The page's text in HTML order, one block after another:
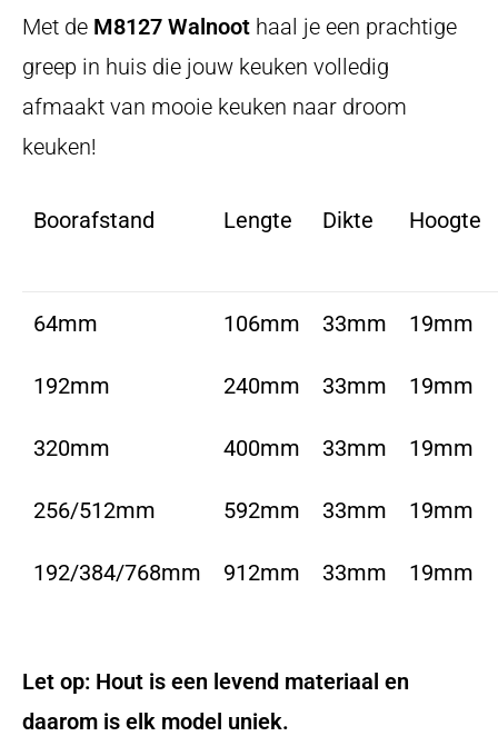
Met de M8127 Walnoot haal je een prachtige
greep in huis die jouw keuken volledig
afmaakt van mooie keuken naar droom
keuken!
Boorafstand Lengte Dikte Hoogte
64mm 106mm 33mm 19mm
192mm 240mm 33mm 19mm
320mm 400mm 33mm 19mm
256/512mm 592mm 33mm 19mm
192/384/768mm 912mm 33mm 19mm
Let op: Hout is een levend materiaal en
daarom is elk model uniek.